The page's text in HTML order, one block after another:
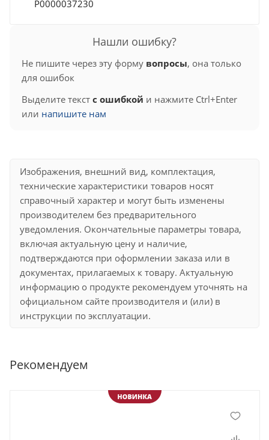
Р0000037230
Нашли ошибку?
Не пишите через эту форму вопросы, она только
для ошибок
Выделите текст с ошибкой и нажмите Ctrl+Enter
или напишите нам
Изображения, внешний вид, комплектация,
технические характеристики товаров носят
справочный характер и могут быть изменены
производителем без предварительного
уведомления. Окончательные параметры товара,
включая актуальную цену и наличие,
подтверждаются при оформлении заказа или в
документах, прилагаемых к товару. Актуальную
информацию о продукте рекомендуем уточнять на
официальном сайте производителя и (или) в
инструкции по эксплуатации.
Рекомендуем